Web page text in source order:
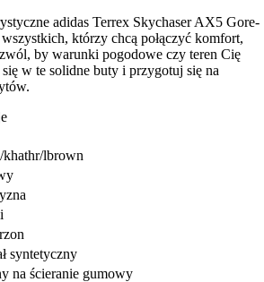
adidas Terrex Skychaser AX5 Gore-
którzy chcą połączyć komfort,
by warunki pogodowe czy teren Cię
w te solidne buty i przygotuj się na
khathr/lbrown
syntetyczny
na ścieranie gumowy